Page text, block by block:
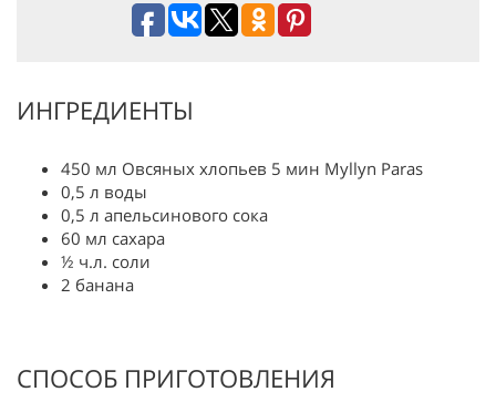
ИНГРЕДИЕНТЫ
450 мл Овсяных хлопьев 5 мин Myllyn Paras
0,5 л воды
0,5 л апельсинового сока
60 мл сахара
½ ч.л. соли
2 банана
СПОСОБ ПРИГОТОВЛЕНИЯ